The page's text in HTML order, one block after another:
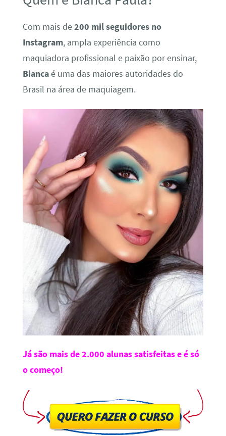
Com mais de200 mil seguidores no
Instagram, ampla experiência como
maquiadora profissional e paixão por ensinar,
Biancaé uma das maiores autoridades do
Brasil na área de maquiagem.
Já são mais de 2.000 alunas satisfeitas e é só
o começo!